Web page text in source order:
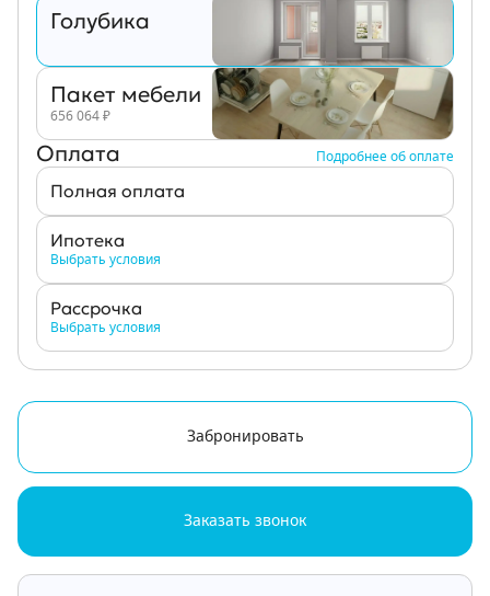
Голубика
Пакет мебели
656 064 ₽
Оплата Подробнее об оплате
Полная оплата
Ипотека
Выбрать условия
Рассрочка
Выбрать условия
Забронировать
Заказать звонок
Документы